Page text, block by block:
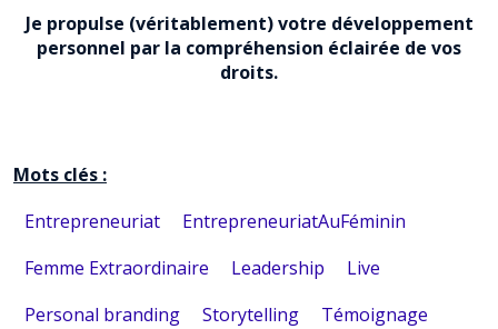
Je propulse (véritablement) votre développement
personnel par la compréhension éclairée de vos
droits.
Mots clés :
Entrepreneuriat
EntrepreneuriatAuFéminin
Femme Extraordinaire
Leadership
Live
Personal branding
Storytelling
Témoignage